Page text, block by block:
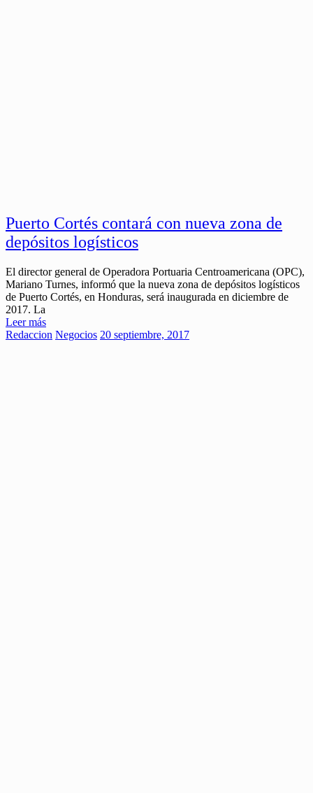
Puerto Cortés contará con nueva zona de
depósitos logísticos
El director general de Operadora Portuaria Centroamericana (OPC),
Mariano Turnes, informó que la nueva zona de depósitos logísticos
de Puerto Cortés, en Honduras, será inaugurada en diciembre de
2017. La
Leer más
Redaccion Negocios 20 septiembre, 2017